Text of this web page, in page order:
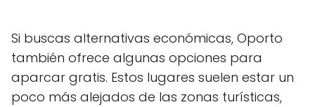
Si buscas alternativas económicas, Oporto
también ofrece algunas opciones para
aparcar gratis. Estos lugares suelen estar un
poco más alejados de las zonas turísticas,